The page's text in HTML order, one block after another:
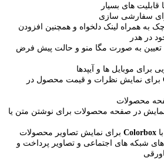
های بسیار
سفارشی سازی
همراه لینک دلخواه و همچنین افزودن
هدر
به صورت مگا منو و حالت پیش فرض
موبایل ها و آیپدها
نمایش نظرات و قیمت محصول در
محصولات
در صفحه محصولات برای نوشتن متن یا
برای نمایش تصاویر محصولات
شبکه های اجتماعی و تصاویر پرداخت و